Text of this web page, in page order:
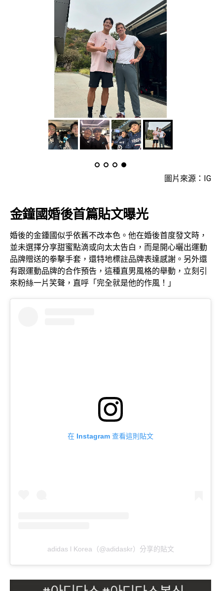
圖片來源：IG
金鐘國婚後首篇貼文曝光
婚後的金鍾國似乎依舊不改本色。他在婚後首度發文時，
並未選擇分享甜蜜點滴或向太太告白，而是開心曬出運動
品牌贈送的拳擊手套，還特地標註品牌表達感謝。另外還
有跟運動品牌的合作預告，這種直男風格的舉動，立刻引
來粉絲一片笑聲，直呼「完全就是他的作風！」
在 Instagram 查看這則貼文
adidas l Korea（@adidaskr）分享的貼文